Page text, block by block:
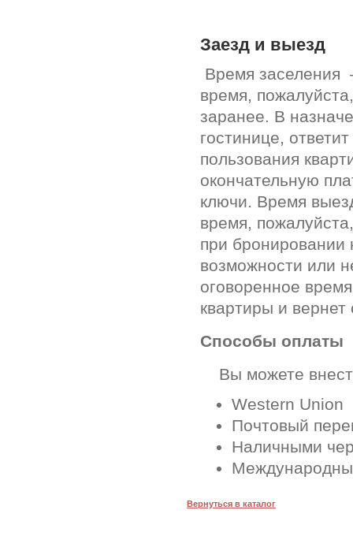
Заезд и выезд
Время заселения
время,
заранее. В
гостинице,
пользования
окончательную
ключи. Время
время,
при
возможности или
оговоренное
квартиры и вернет
Способы оплаты
Вы можете
Western Union
Почтовый
Наличными
Вернуться в каталог